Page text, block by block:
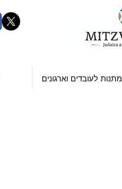
מתנות לעובדים וארגונים